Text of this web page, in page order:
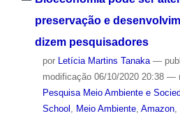
preservação e
dizem pesquisadores
por Letícia Martins Tanaka —
modificação06/10/2020 20:38 —
Pesquisa Meio Ambiente e
School
Meio Ambiente, Amazon,